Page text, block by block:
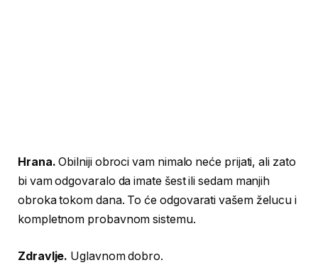
Hrana. Obilniji obroci vam nimalo neće prijati, ali zato
bi vam odgovaralo da imate šest ili sedam manjih
obroka tokom dana. To će odgovarati vašem želucu i
kompletnom probavnom sistemu.
Zdravlje. Uglavnom dobro.